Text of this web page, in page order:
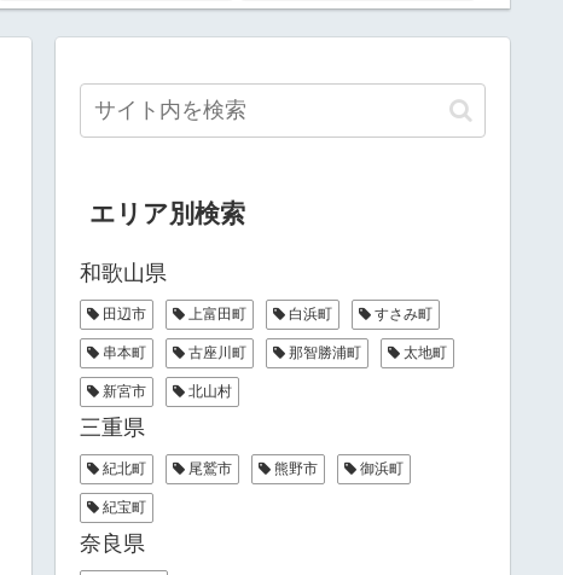
エリア別検索
和歌山県
田辺市 上富田町 白浜町 すさみ町
串本町 古座川町 那智勝浦町 太地町
新宮市 北山村
三重県
紀北町 尾鷲市 熊野市 御浜町
紀宝町
奈良県